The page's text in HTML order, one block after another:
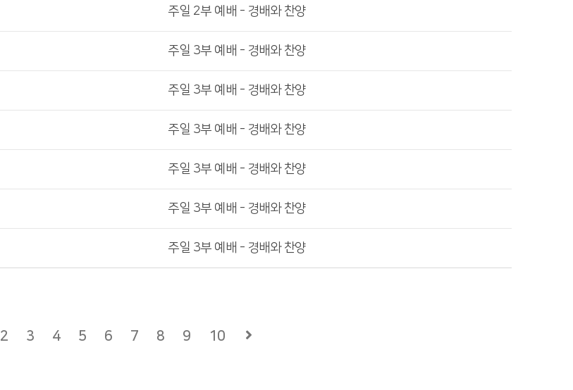
주일 2부 예배 - 경배와 찬양
주일 3부 예배 - 경배와 찬양
주일 3부 예배 - 경배와 찬양
주일 3부 예배 - 경배와 찬양
주일 3부 예배 - 경배와 찬양
주일 3부 예배 - 경배와 찬양
주일 3부 예배 - 경배와 찬양
2 3 4 5 6 7 8 9 10